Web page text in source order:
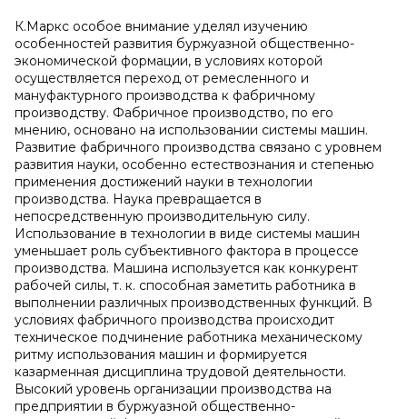
К.Маркс особое внимание уделял изучению
особенностей развития буржуазной общественно-
экономической формации, в условиях которой
осуществляется переход от ремесленного и
мануфактурного производства к фабричному
производству. Фабричное производство, по его
мнению, основано на использовании системы машин.
Развитие фабричного производства связано с уровнем
развития науки, особенно естествознания и степенью
применения достижений науки в технологии
производства. Наука превращается в
непосредственную производительную силу.
Использование в технологии в виде системы машин
уменьшает роль субъективного фактора в процессе
производства. Машина используется как конкурент
рабочей силы, т. к. способная заметить работника в
выполнении различных производственных функций. В
условиях фабричного производства происходит
техническое подчинение работника механическому
ритму использования машин и формируется
казарменная дисциплина трудовой деятельности.
Высокий уровень организации производства на
предприятии в буржуазной общественно-